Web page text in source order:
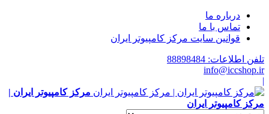
درباره ما
تماس با ما
قوانین سایت مرکز کامپیوتر ایران
تلفن اطلاعات: 88898484
info@iccshop.ir
|
مرکز کامپیوتر ایران |
مرکز کامپیوتر ایران